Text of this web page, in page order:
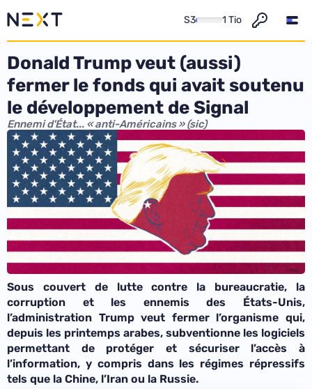
S3 1 Tio
Donald Trump veut (aussi)
fermer le fonds qui avait soutenu
le développement de Signal
Ennemi d'État... « anti-Américains » (sic)
Sous couvert de lutte contre la bureaucratie, la
corruption et les ennemis des États-Unis,
l’administration Trump veut fermer l’organisme qui,
depuis les printemps arabes, subventionne les logiciels
permettant de protéger et sécuriser l’accès à
l’information, y compris dans les régimes répressifs
tels que la Chine, l’Iran ou la Russie.